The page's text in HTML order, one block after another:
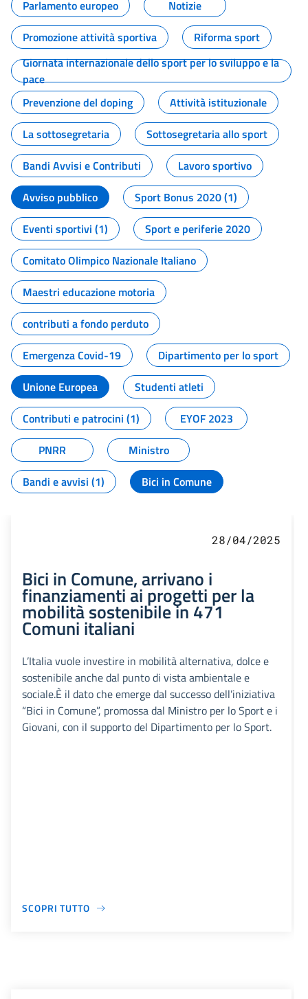
Parlamento europeo
Notizie
Promozione attività sportiva
Riforma sport
Giornata internazionale dello sport per lo sviluppo e la
pace
Prevenzione del doping
Attività istituzionale
La sottosegretaria
Sottosegretaria allo sport
Bandi Avvisi e Contributi
Lavoro sportivo
Avviso pubblico
Sport Bonus 2020 (1)
Eventi sportivi (1)
Sport e periferie 2020
Comitato Olimpico Nazionale Italiano
Maestri educazione motoria
contributi a fondo perduto
Emergenza Covid-19
Dipartimento per lo sport
Unione Europea
Studenti atleti
Contributi e patrocini (1)
EYOF 2023
PNRR
Ministro
Bandi e avvisi (1)
Bici in Comune
28/04/2025
Bici in Comune, arrivano i
finanziamenti ai progetti per la
mobilità sostenibile in 471
Comuni italiani
L’Italia vuole investire in mobilità alternativa, dolce e
sostenibile anche dal punto di vista ambientale e
sociale.È il dato che emerge dal successo dell’iniziativa
“Bici in Comune”, promossa dal Ministro per lo Sport e i
Giovani, con il supporto del Dipartimento per lo Sport.
SCOPRI TUTTO